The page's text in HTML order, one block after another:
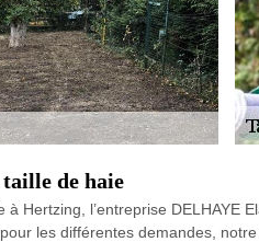
de haie
à Hertzing, l’entreprise DELHAYE
les différentes demandes,